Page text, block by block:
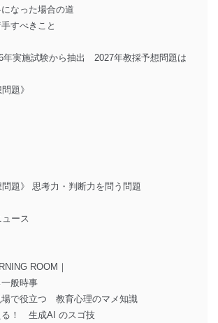
なった場合の道
すべきこと
年実施試験から抽出 2027年教採予想問題は
題》
問題》 思考力・判断力を問う問題
ース
ROOM｜
般時事
場で役立つ 教育心理のマメ知識
る！ 生成AI のスゴ技